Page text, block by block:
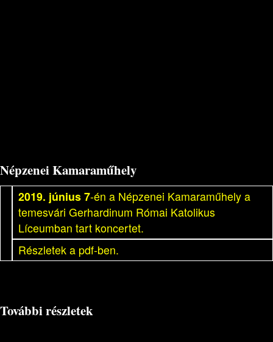
Népzenei Kamaraműhely
2019. június 7-én a Népzenei Kamaraműhely a
temesvári Gerhardinum Római Katolikus
Líceumban tart koncertet.
Részletek a pdf-ben.
További részletek